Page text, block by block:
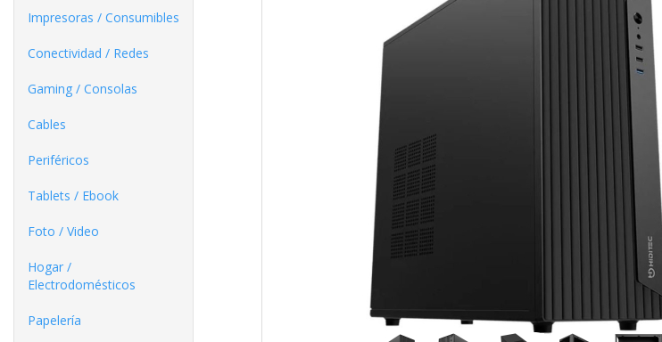
Impresoras / Consumibles
Conectividad / Redes
Gaming / Consolas
Cables
Periféricos
Tablets / Ebook
Foto / Video
Hogar /
Electrodomésticos
Papelería